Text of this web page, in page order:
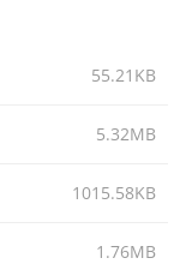
55.21KB
5.32MB
1015.58KB
1.76MB